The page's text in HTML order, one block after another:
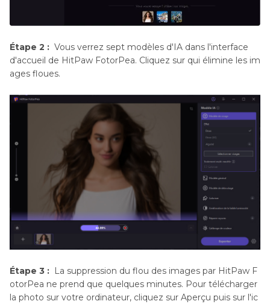
Étape 2 : Vous verrez sept modèles d'IA dans l'interface
d'accueil de HitPaw FotorPea. Cliquez sur qui élimine les im
ages floues.
Étape 3 : La suppression du flou des images par HitPaw F
otorPea ne prend que quelques minutes. Pour télécharger
la photo sur votre ordinateur, cliquez sur Aperçu puis sur l'ic